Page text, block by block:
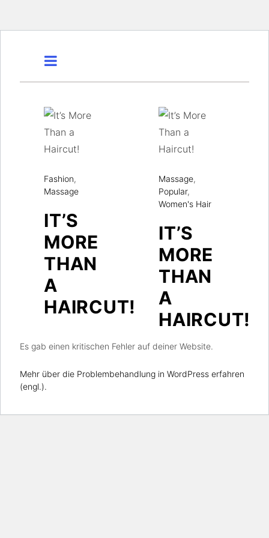
Fashion,
Massage
IT’S
MORE
THAN
A
HAIRCUT!
Massage,
Popular,
Women's Hair
IT’S
MORE
THAN
A
HAIRCUT!
Es gab einen kritischen Fehler auf deiner Website.
Mehr über die Problembehandlung in WordPress erfahren
(engl.).